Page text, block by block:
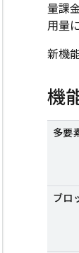
量課
用量
新機
機
多要
ブロ